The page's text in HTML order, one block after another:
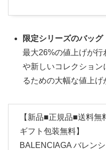
限定シリーズのバッグ
最大26%の値上げが
や新しいコレクショ
るための大幅な値上げ
【新品■正規品■送料無
ギフト包装無料】
BALENCIAGA バレン